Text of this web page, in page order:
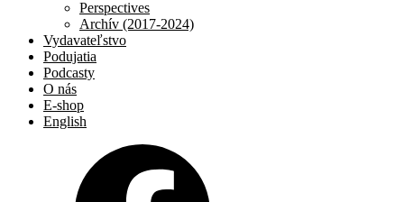
Perspectives
Archív (2017-2024)
Vydavateľstvo
Podujatia
Podcasty
O nás
E-shop
English